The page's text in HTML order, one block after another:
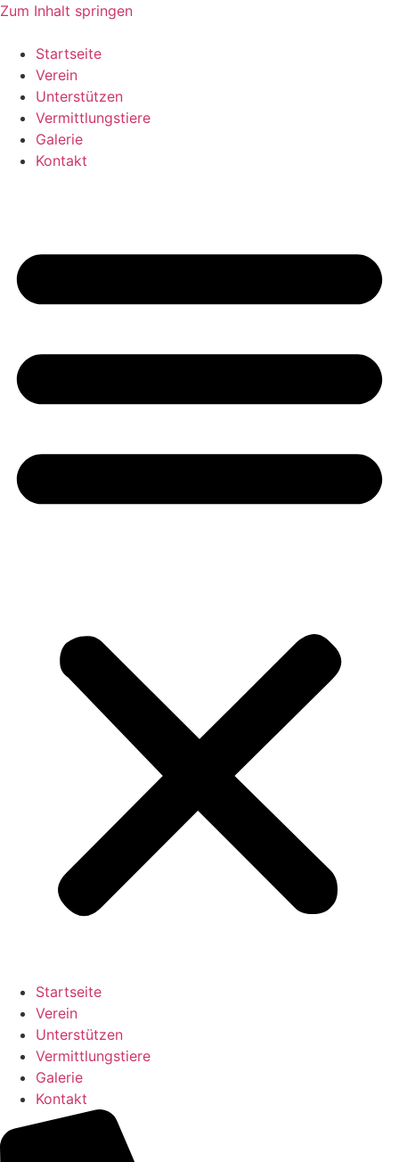
Zum Inhalt springen
Startseite
Verein
Unterstützen
Vermittlungstiere
Galerie
Kontakt
Startseite
Verein
Unterstützen
Vermittlungstiere
Galerie
Kontakt